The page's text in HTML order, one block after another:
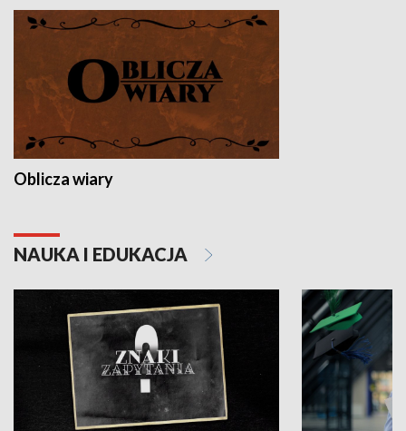
Oblicza wiary
NAUKA I EDUKACJA